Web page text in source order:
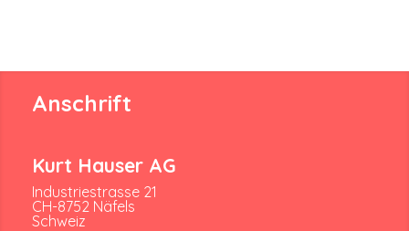
Anschrift
Kurt Hauser AG
Industriestrasse 21
CH-8752 Näfels
Schweiz